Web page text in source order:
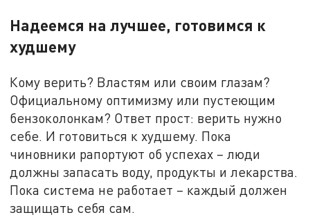
Надеемся на лучшее, готовимся к
худшему
Кому верить? Властям или своим глазам?
Официальному оптимизму или пустеющим
бензоколонкам? Ответ прост: верить нужно
себе. И готовиться к худшему. Пока
чиновники рапортуют об успехах – люди
должны запасать воду, продукты и лекарства.
Пока система не работает – каждый должен
защищать себя сам.